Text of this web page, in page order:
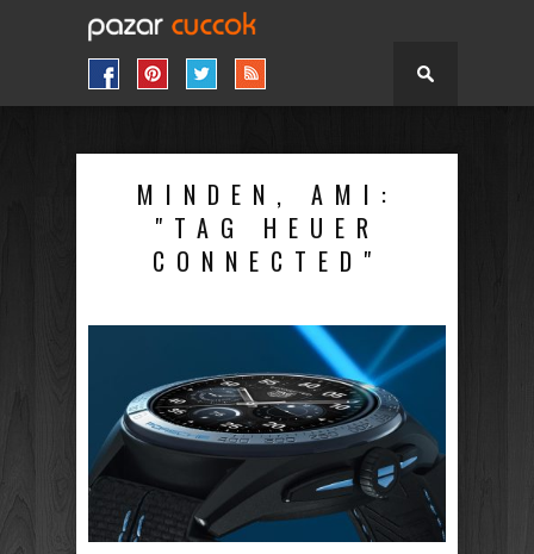
MINDEN, AMI:
"TAG HEUER
CONNECTED"